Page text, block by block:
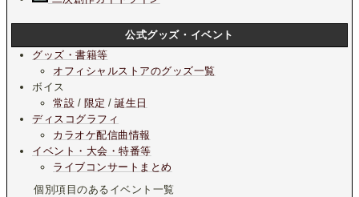
公式グッズ・イベント
グッズ・書籍等
オフィシャルストアのグッズ一覧
ボイス
常設 / 限定 /誕生日
ディスコグラフィ
カラオケ配信曲情報
イベント・大会・特番等
ライブコンサートまとめ
個別項目のあるイベント一覧